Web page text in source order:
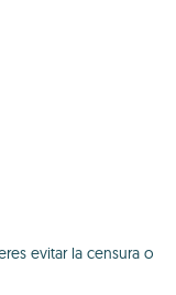
evitar la censura o